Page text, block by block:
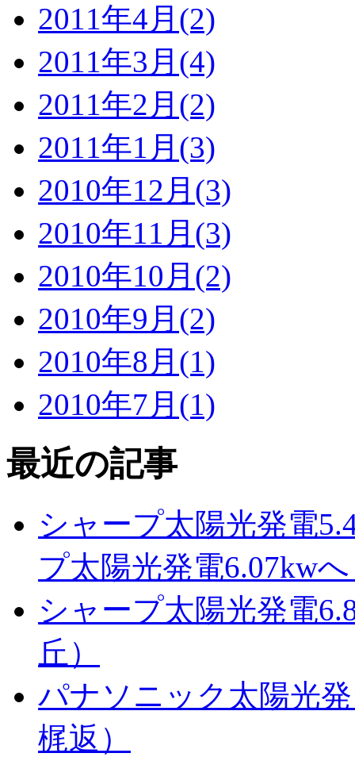
2011年4月(2)
2011年3月(4)
2011年2月(2)
2011年1月(3)
2010年12月(3)
2010年11月(3)
2010年10月(2)
2010年9月(2)
2010年8月(1)
2010年7月(1)
最近の記事
シャープ太陽光発電
プ太陽光発電6.07kw
シャープ太陽光発電
丘）
パナソニック太陽光
梶返）